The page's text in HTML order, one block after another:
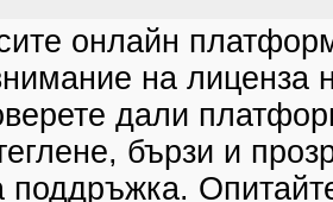
онлайн
на лиценза
дали
бързи и
поддръжка.